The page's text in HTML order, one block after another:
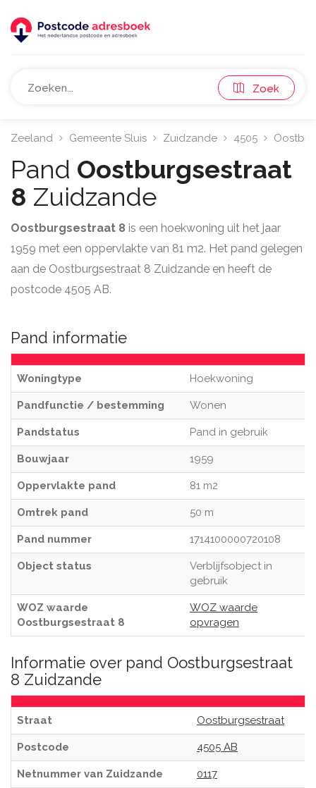
Zoek
Zeeland Gemeente Sluis Zuidzande 4505
Pand Oostburgsestraat
8 Zuidzande
Oostburgsestraat 8 is een hoekwoning uit het jaar
1959 met een oppervlakte van 81 m2. Het pand gelegen
aan de Oostburgsestraat 8 Zuidzande en heeft de
postcode 4505 AB.
Pand informatie
Woningtype Hoekwoning
Pandfunctie / bestemming Wonen
Pandstatus Pand in gebruik
Bouwjaar 1959
Oppervlakte pand 81 m2
Omtrek pand 50 m
Pand nummer 1714100000720108
Object status
Verblijfsobject in
gebruik
WOZ waarde
Oostburgsestraat 8
WOZ waarde
opvragen
Informatie over pand Oostburgsestraat
8 Zuidzande
Straat Oostburgsestraat
Postcode 4505 AB
Netnummer van Zuidzande 0117